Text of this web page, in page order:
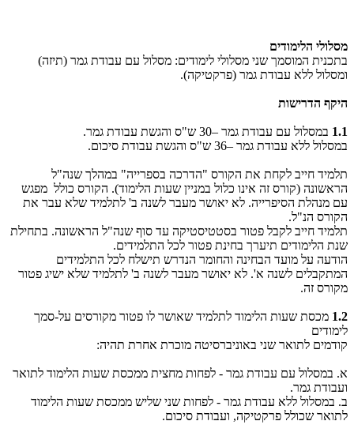
מסלולי הלימודים
בתכנית המוסמך שני מסלולי לימודים: מסלול עם עבודת גמר (תיזה)
ומסלול ללא עבודת גמר (פרקטיקה).
היקף הדרישות
1.1 במסלול עם עבודת גמר –30 ש"ס והגשת עבודת גמר.
במסלול ללא עבודת גמר –36 ש"ס והגשת עבודת סיכום.
תלמיד חייב לקחת את הקורס "הדרכה בספרייה" במהלך שנה"ל
הראשונה (קורס זה אינו כלול במניין שעות הלימוד). הקורס כולל מפגש
עם מנהלת הסיפרייה. לא יאושר מעבר לשנה ב' לתלמיד שלא עבר את
הקורס הנ"ל.
תלמיד חייב לקבל פטור בסטטיסטיקה עד סוף שנה"ל הראשונה. בתחילת
שנת הלימודים תיערך בחינת פטור לכל התלמידים.
הודעה על מועד הבחינה והחומר הנדרש תישלח לכל התלמידים
המתקבלים לשנה א'. לא יאושר מעבר לשנה ב' לתלמיד שלא ישיג פטור
מקורס זה.
1.2 מכסת שעות הלימוד לתלמיד שאושר לו פטור מקורסים על-סמך
לימודים
קודמים לתואר שני באוניברסיטה מוכרת אחרת תהיה:
א. במסלול עם עבודת גמר - לפחות מחצית ממכסת שעות הלימוד לתואר
ועבודת גמר.
ב. במסלול ללא עבודת גמר - לפחות שני שליש ממכסת שעות הלימוד
לתואר שכולל פרקטיקה, ועבודת סיכום.